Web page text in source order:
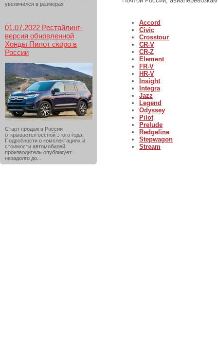
увеличился в размерах
01.07.2022 Рестайлинг-
версия обновленной
Хонды Пилот скоро в
России
Старт продаж в России
открывается весной этого года.
Подробности о комплектациях и
стоимости автомобилей
производитель опубликует
незадолго до...
Accord
Civic
Crosstour
CR-V
CR-Z
Element
FR-V
HR-V
Insight
Integra
Jazz
Legend
Odyssey
Pilot
Prelude
Redgeline
Stepwagon
Stream